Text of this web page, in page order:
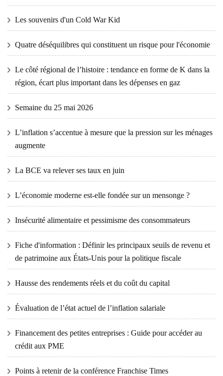
Les souvenirs d'un Cold War Kid
Quatre déséquilibres qui constituent un risque pour l'économie
Le côté régional de l’histoire : tendance en forme de K dans la
région, écart plus important dans les dépenses en gaz
Semaine du 25 mai 2026
L’inflation s’accentue à mesure que la pression sur les ménages
augmente
La BCE va relever ses taux en juin
L’économie moderne est-elle fondée sur un mensonge ?
Insécurité alimentaire et pessimisme des consommateurs
Fiche d'information : Définir les principaux seuils de revenu et
de patrimoine aux États-Unis pour la politique fiscale
Hausse des rendements réels et du coût du capital
Évaluation de l’état actuel de l’inflation salariale
Financement des petites entreprises : Guide pour accéder au
crédit aux PME
Points à retenir de la conférence Franchise Times